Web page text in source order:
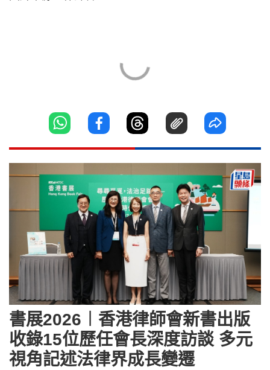
書展2026︱香港律師會新書出版
收錄15位歷任會長深度訪談 多元
視角記述法律界成長變遷